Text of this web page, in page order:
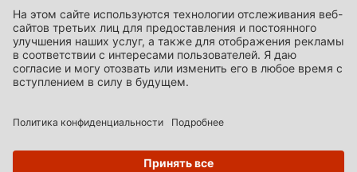
GOOGLE
ЯЗЫК
SUOMI
РУССКИЙ